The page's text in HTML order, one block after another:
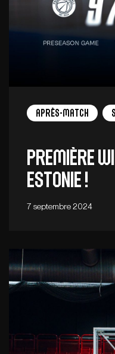
Après-match
Première
Estonie !
7 septembre 2024